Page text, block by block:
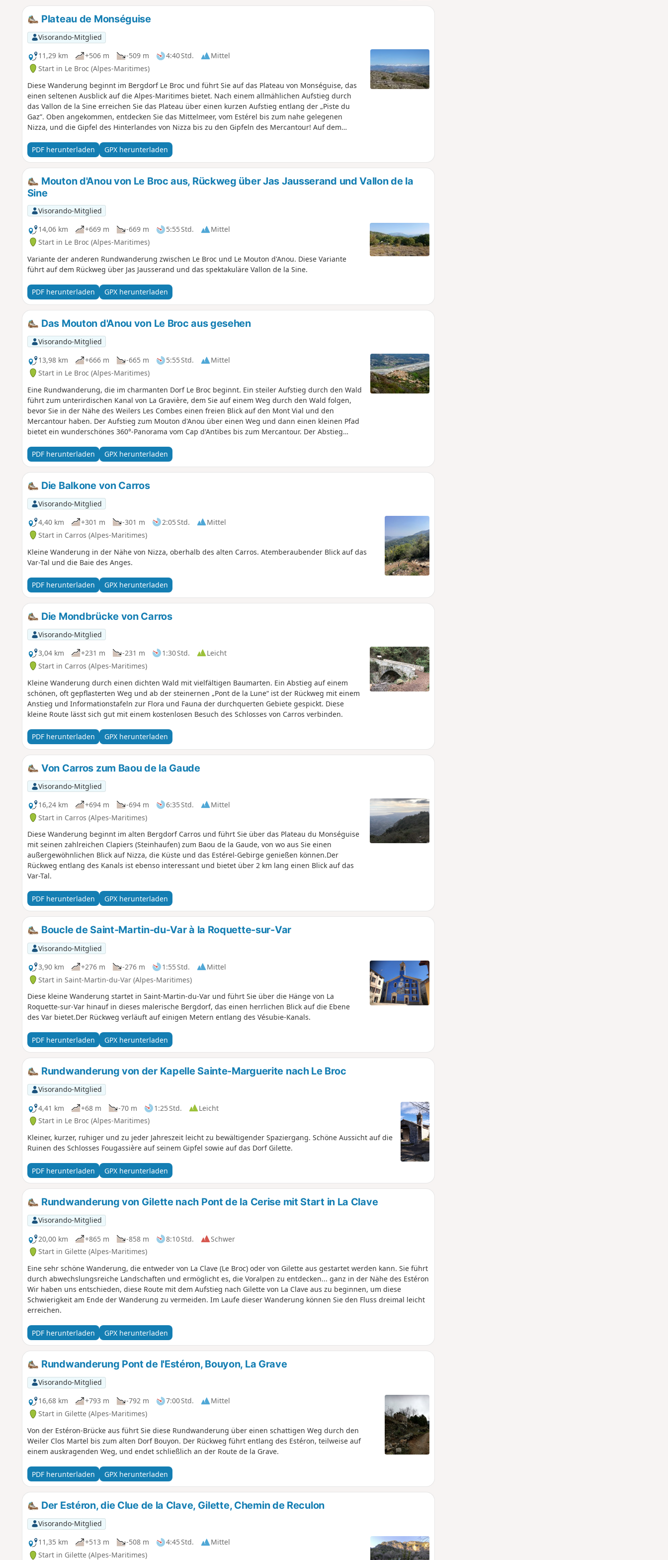
Plateau de Monséguise
Visorando-Mitglied
11,29 km
+506 m -509 m 4:40 Std.
Mittel
Start in Le Broc (Alpes-Maritimes)
Diese Wanderung beginnt im Bergdorf Le Broc und führt Sie auf das Plateau von Monséguise, das
einen seltenen Ausblick auf die Alpes-Maritimes bietet. Nach einem allmählichen Aufstieg durch
das Vallon de la Sine erreichen Sie das Plateau über einen kurzen Aufstieg entlang der „Piste du
Gaz”. Oben angekommen, entdecken Sie das Mittelmeer, vom Estérel bis zum nahe gelegenen
Nizza, und die Gipfel des Hinterlandes von Nizza bis zu den Gipfeln des Mercantour! Auf dem
PDF herunterladen
GPX herunterladen
Mouton d'Anou von Le Broc aus, Rückweg über Jas Jausserand und Vallon de la
Sine
Visorando-Mitglied
14,06 km
+669 m -669 m 5:55 Std.
Mittel
Start in Le Broc (Alpes-Maritimes)
Variante der anderen Rundwanderung zwischen Le Broc und Le Mouton d'Anou. Diese Variante
führt auf dem Rückweg über Jas Jausserand und das spektakuläre Vallon de la Sine.
PDF herunterladen GPX herunterladen
Das Mouton d'Anou von Le Broc aus gesehen
Visorando-Mitglied
13,98 km
+666 m -665 m 5:55 Std.
Mittel
Start in Le Broc (Alpes-Maritimes)
Eine Rundwanderung, die im charmanten Dorf Le Broc beginnt. Ein steiler Aufstieg durch den Wald
führt zum unterirdischen Kanal von La Gravière, dem Sie auf einem Weg durch den Wald folgen,
bevor Sie in der Nähe des Weilers Les Combes einen freien Blick auf den Mont Vial und den
Mercantour haben. Der Aufstieg zum Mouton d'Anou über einen Weg und dann einen kleinen Pfad
bietet ein wunderschönes 360°-Panorama vom Cap d'Antibes bis zum Mercantour. Der Abstieg
PDF herunterladen
GPX herunterladen
Die Balkone von Carros
Visorando-Mitglied
4,40 km
+301 m -301 m 2:05 Std.
Mittel
Start in Carros (Alpes-Maritimes)
Kleine Wanderung in der Nähe von Nizza, oberhalb des alten Carros. Atemberaubender Blick auf das
Var-Tal und die Baie des Anges.
PDF herunterladen GPX herunterladen
Die Mondbrücke von Carros
Visorando-Mitglied
3,04 km
+231 m -231 m 1:30 Std.
Leicht
Start in Carros (Alpes-Maritimes)
Kleine Wanderung durch einen dichten Wald mit vielfältigen Baumarten. Ein Abstieg auf einem
schönen, oft gepflasterten Weg und ab der steinernen „Pont de la Lune“ ist der Rückweg mit einem
Anstieg und Informationstafeln zur Flora und Fauna der durchquerten Gebiete gespickt. Diese
kleine Route lässt sich gut mit einem kostenlosen Besuch des Schlosses von Carros verbinden.
PDF herunterladen GPX herunterladen
Von Carros zum Baou de la Gaude
Visorando-Mitglied
16,24 km
+694 m -694 m 6:35 Std.
Mittel
Start in Carros (Alpes-Maritimes)
Diese Wanderung beginnt im alten Bergdorf Carros und führt Sie über das Plateau du Monséguise
mit seinen zahlreichen Clapiers (Steinhaufen) zum Baou de la Gaude, von wo aus Sie einen
außergewöhnlichen Blick auf Nizza, die Küste und das Estérel-Gebirge genießen können.Der
Rückweg entlang des Kanals ist ebenso interessant und bietet über 2 km lang einen Blick auf das
Var-Tal.
PDF herunterladen GPX herunterladen
Boucle de Saint-Martin-du-Var à la Roquette-sur-Var
Visorando-Mitglied
3,90 km
+276 m -276 m 1:55 Std.
Mittel
Start in Saint-Martin-du-Var (Alpes-Maritimes)
Diese kleine Wanderung startet in Saint-Martin-du-Var und führt Sie über die Hänge von La
Roquette-sur-Var hinauf in dieses malerische Bergdorf, das einen herrlichen Blick auf die Ebene
des Var bietet.Der Rückweg verläuft auf einigen Metern entlang des Vésubie-Kanals.
PDF herunterladen GPX herunterladen
Rundwanderung von der Kapelle Sainte-Marguerite nach Le Broc
Visorando-Mitglied
4,41 km
+68 m -70 m 1:25 Std.
Leicht
Start in Le Broc (Alpes-Maritimes)
Kleiner, kurzer, ruhiger und zu jeder Jahreszeit leicht zu bewältigender Spaziergang. Schöne Aussicht auf die
Ruinen des Schlosses Fougassière auf seinem Gipfel sowie auf das Dorf Gilette.
PDF herunterladen GPX herunterladen
Rundwanderung von Gilette nach Pont de la Cerise mit Start in La Clave
Visorando-Mitglied
20,00 km
+865 m -858 m 8:10 Std.
Schwer
Start in Gilette (Alpes-Maritimes)
Eine sehr schöne Wanderung, die entweder von La Clave (Le Broc) oder von Gilette aus gestartet werden kann. Sie führt
durch abwechslungsreiche Landschaften und ermöglicht es, die Voralpen zu entdecken... ganz in der Nähe des Estéron
Wir haben uns entschieden, diese Route mit dem Aufstieg nach Gilette von La Clave aus zu beginnen, um diese
Schwierigkeit am Ende der Wanderung zu vermeiden. Im Laufe dieser Wanderung können Sie den Fluss dreimal leicht
erreichen.
PDF herunterladen GPX herunterladen
Rundwanderung Pont de l'Estéron, Bouyon, La Grave
Visorando-Mitglied
16,68 km
+793 m -792 m 7:00 Std.
Mittel
Start in Gilette (Alpes-Maritimes)
Von der Estéron-Brücke aus führt Sie diese Rundwanderung über einen schattigen Weg durch den
Weiler Clos Martel bis zum alten Dorf Bouyon. Der Rückweg führt entlang des Estéron, teilweise auf
einem auskragenden Weg, und endet schließlich an der Route de la Grave.
PDF herunterladen GPX herunterladen
Der Estéron, die Clue de la Clave, Gilette, Chemin de Reculon
Visorando-Mitglied
11,35 km
+513 m -508 m 4:45 Std.
Mittel
Start in Gilette (Alpes-Maritimes)